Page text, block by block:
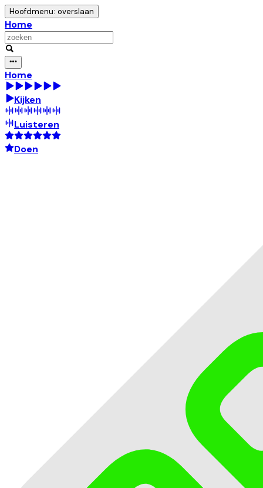
Hoofdmenu: overslaan
Home
Home
Kijken
Luisteren
Doen